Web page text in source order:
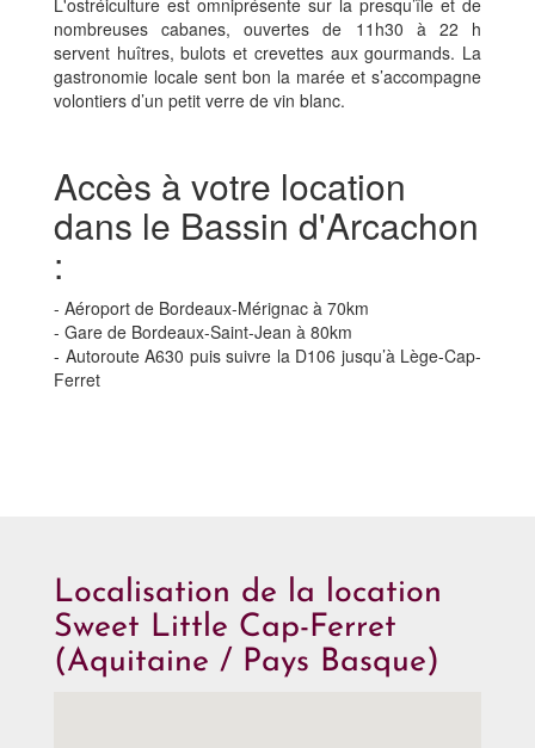
nombreuses cabanes, ouvertes de 11h30 à 22 h
servent huîtres, bulots et crevettes aux gourmands. La
gastronomie locale sent bon la marée et s’accompagne
volontiers d’un petit verre de vin blanc.
Accès à votre location
dans le Bassin d'Arcachon
:
- Aéroport de Bordeaux-Mérignac à 70km
- Gare de Bordeaux-Saint-Jean à 80km
- Autoroute A630 puis suivre la D106 jusqu’à Lège-Cap-
Ferret
Localisation de la location
Sweet Little Cap-Ferret
(Aquitaine / Pays Basque)